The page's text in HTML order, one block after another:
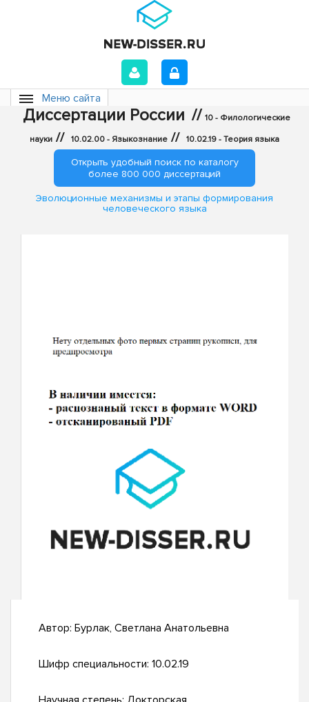
Меню сайта
Диссертации России // 10 - Филологические
науки // 10.02.00 - Языкознание // 10.02.19 - Теория языка
Открыть удобный поиск по каталогу
более 800 000 диссертаций
Эволюционные механизмы и этапы формирования
человеческого языка
Автор: Бурлак, Светлана Анатольевна
Шифр специальности: 10.02.19